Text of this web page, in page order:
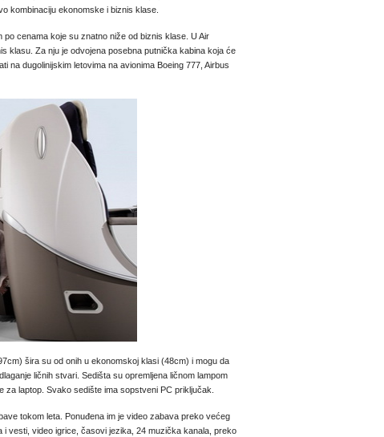
kombinaciju ekonomske i biznis klase.
cenama koje su znatno niže od biznis klase. U Air
klasu. Za nju je odvojena posebna putnička kabina koja će
na dugolinijskim letovima na avionima Boeing 777, Airbus
šira su od onih u ekonomskoj klasi (48cm) i mogu da
ličnih stvari. Sedišta su opremljena ličnom lampom
laptop. Svako sedište ima sopstveni PC priključak.
tokom leta. Ponuđena im je video zabava preko većeg
i vesti, video igrice, časovi jezika, 24 muzička kanala, preko